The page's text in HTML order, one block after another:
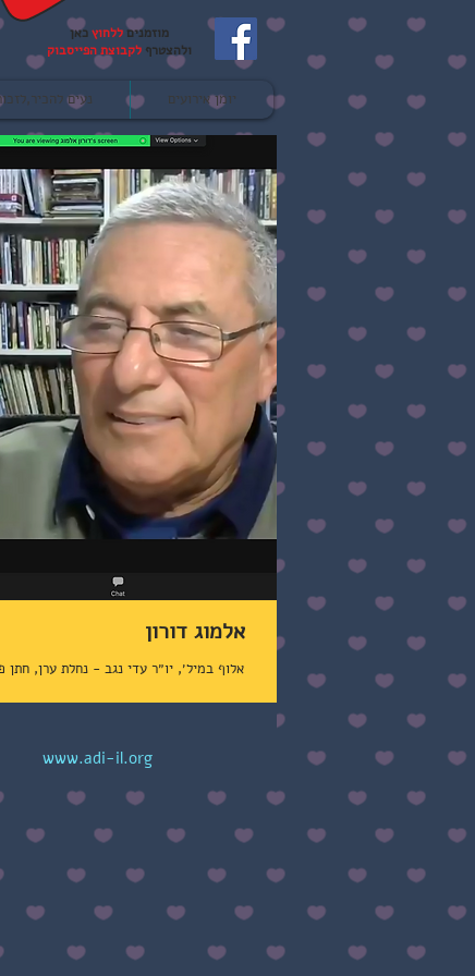
מוזמניםללחוץכאן
ולהצטרף לקבוצת הפייסבוק
יומן אירועים נעים
אלמוג דורון
אלוף במיל׳, יו״ר עדי נגב - נחלת ערן,
www.adi-il.org